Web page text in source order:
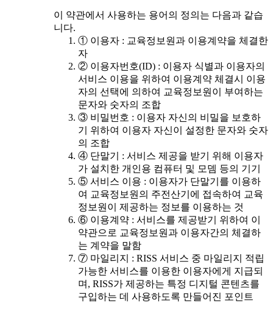
이 약관에서 사용하는 용어의 정의는 다음과 같습
니다.
① 이용자 : 교육정보원과 이용계약을 체결한
자
② 이용자번호(ID) : 이용자 식별과 이용자의
서비스 이용을 위하여 이용계약 체결시 이용
자의 선택에 의하여 교육정보원이 부여하는
문자와 숫자의 조합
③ 비밀번호 : 이용자 자신의 비밀을 보호하
기 위하여 이용자 자신이 설정한 문자와 숫자
의 조합
④ 단말기 : 서비스 제공을 받기 위해 이용자
가 설치한 개인용 컴퓨터 및 모뎀 등의 기기
⑤ 서비스 이용 : 이용자가 단말기를 이용하
여 교육정보원의 주전산기에 접속하여 교육
정보원이 제공하는 정보를 이용하는 것
⑥ 이용계약 : 서비스를 제공받기 위하여 이
약관으로 교육정보원과 이용자간의 체결하
는 계약을 말함
⑦ 마일리지 : RISS 서비스 중 마일리지 적립
가능한 서비스를 이용한 이용자에게 지급되
며, RISS가 제공하는 특정 디지털 콘텐츠를
구입하는 데 사용하도록 만들어진 포인트